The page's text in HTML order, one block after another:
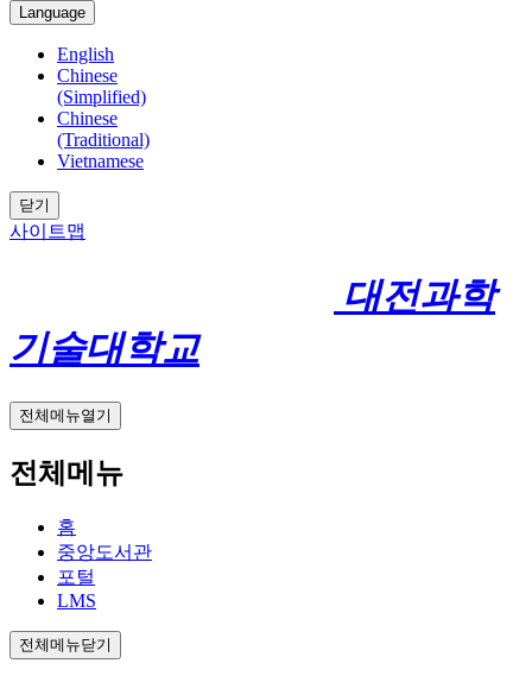
Language
English
Chinese
(Simplified)
Chinese
(Traditional)
Vietnamese
닫기
사이트맵
대전과학
기술대학교
전체메뉴열기
전체메뉴
홈
중앙도서관
포털
LMS
전체메뉴닫기